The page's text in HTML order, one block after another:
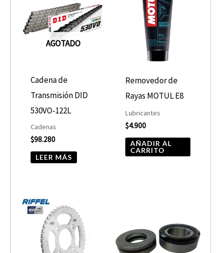
AGOTADO
Cadena de
Transmisión DID
530VO-122L
Cadenas
$98.280
LEER MÁS
Removedor de
Rayas MOTUL E8
Lubricantes
$4.900
AÑADIR AL
CARRITO